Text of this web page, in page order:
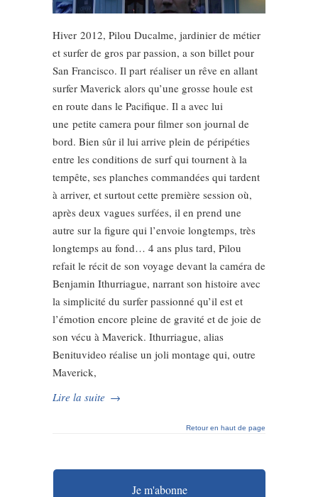
Hiver 2012, Pilou Ducalme, jardinier de métier
et surfer de gros par passion, a son billet pour
San Francisco. Il part réaliser un rêve en allant
surfer Maverick alors qu’une grosse houle est
en route dans le Pacifique. Il a avec lui
une petite camera pour filmer son journal de
bord. Bien sûr il lui arrive plein de péripéties
entre les conditions de surf qui tournent à la
tempête, ses planches commandées qui tardent
à arriver, et surtout cette première session où,
après deux vagues surfées, il en prend une
autre sur la figure qui l’envoie longtemps, très
longtemps au fond… 4 ans plus tard, Pilou
refait le récit de son voyage devant la caméra de
Benjamin Ithurriague, narrant son histoire avec
la simplicité du surfer passionné qu’il est et
l’émotion encore pleine de gravité et de joie de
son vécu à Maverick. Ithurriague, alias
Benituvideo réalise un joli montage qui, outre
Maverick,
Lire la suite →
Retour en haut de page
Je m'abonne